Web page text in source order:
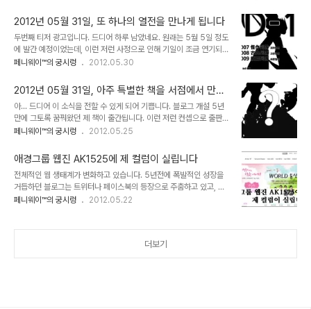
화해보기로 했습니다. -_-;;; ◈ 자격조..
우여곡절을 겪은 책입니다. 우선 이 책의 출간 의도를 말씀드리자면,
지금까지 한국의 슈퍼로봇 애니메이션에 대해 집대성한 책이 그간 단
한권도 출시되지 않았기에 저라도 꼭 한번 만들어보고 싶었습니다. 혹
자는 제가 이 책을 준비한다니까 '아니 "영화블로거"가 하필 영화가 아
니라 애니메이션쪽을?' 이라며 의외라는 반응을 보이시더군요. 이제와
글이었고, 그 이후에도 꽤 장기간 ..
2012년 05월 31일, 또 하나의 열전을 만나게 됩니다
두번째 티저 광고입니다. 드디어 하루 남았네요. 원래는 5월 5일 정도
에 발간 예정이었는데, 이런 저런 사정으로 인해 기일이 조금 연기되었
습니다. 아시는 분은 아시겠지만 블로그를 만든 2007년에 괴작열전
전 시리즈를 내놓게 되었습니다. 이번에 출간되는 책은 이러한 열전 기
획의 연장선으로서 블로그에서는 맛보지 못했던 부분들을 채워줄 수
있는 또 하나의 열전이 될 것이라 확신합니다. 아울러 이 책이 성공해
야 다른 열전들도 줄줄히 책으로 발간될 수 있다는 점 기억하시구요 ^^
P.S: 인쇄소 제본시설에 약간의 문제가 생겨서 출간이 하루 늦춰진답
정이랍니다.
페니웨이™의 궁시렁 2012.05.30
2012년 05월 31일, 아주 특별한 책을 서점에서 만나
실 수 있습니다
아... 드디어 이 소식을 전할 수 있게 되어 기쁩니다. 블로그 개설 5년
만에 그토록 꿈꿔왔던 제 책이 출간됩니다. 이런 저런 컨셉으로 출판을
시도해왔지만 난관이 한 두가지가 아니었는데... 마침내 오늘 모든 조
분간은 티저 예고편으로 나갑니다. 후후훗... 과연 어떤 책이 출간될 것
인지? 기대하시고, 많이 많이 사랑해 주시리라 믿어 의심치 않습니다.
그간 저의 집필 성향을 봐서 눈치 빠르신 분들은 대충 감을 잡으시겠지
만 그래도 당분간은 티저 모드입니다.
페니웨이™의 궁시렁 2012.05.25
애경그룹 웹진 AK1525에 제 컬럼이 실립니다
전체적인 웹 생태계가 변화하고 있습니다. 5년전에 폭발적인 성장을
거듭하던 블로그는 트위터나 페이스북의 등장으로 주춤하고 있고, 특
히 한국의 상황에서는 메이저 언론이 블로그 때리기 연타를 시전하고
형국입니다. 이러한 상황에서 비주류 계열의 블로거들이 살아남을 길
페니웨이™의 궁시렁 2012.05.22
더보기